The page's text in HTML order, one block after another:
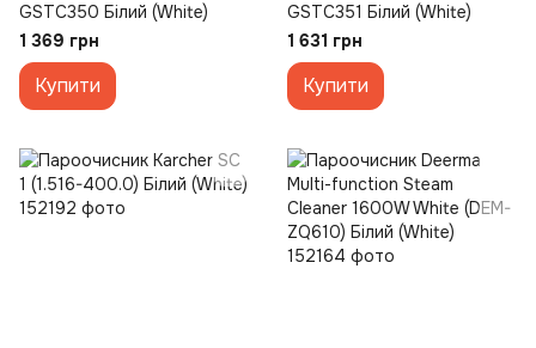
GSTC350 Білий (White)
1 369 грн
Купити
GSTC351 Білий (White)
1 631 грн
Купити